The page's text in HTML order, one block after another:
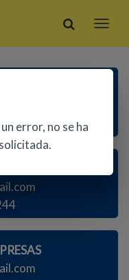
error, no se ha